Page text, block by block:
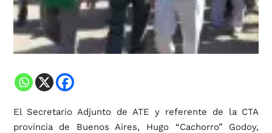
El Secretario Adjunto de ATE y referente de la CTA
provincia de Buenos Aires, Hugo “Cachorro” Godoy,